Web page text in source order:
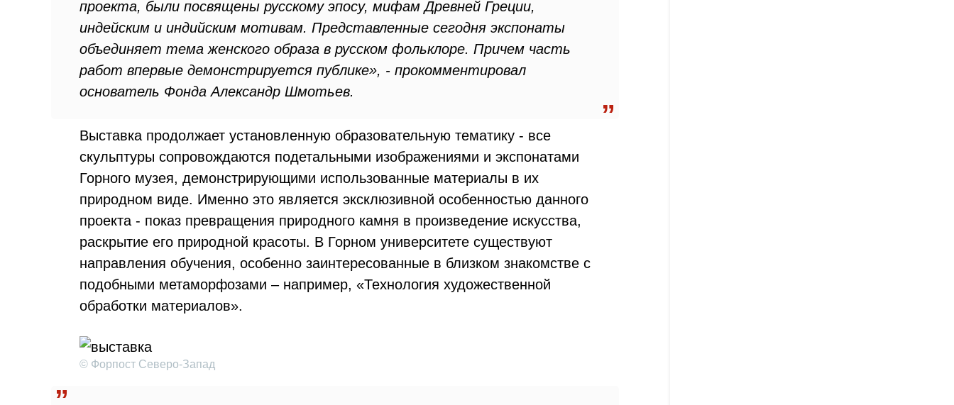
проекта, были посвящены русскому эпосу, мифам Древней Греции,
индейским и индийским мотивам. Представленные сегодня экспонаты
объединяет тема женского образа в русском фольклоре. Причем часть
работ впервые демонстрируется публике», - прокомментировал
основатель Фонда Александр Шмотьев.
Выставка продолжает установленную образовательную тематику - все
скульптуры сопровождаются подетальными изображениями и экспонатами
Горного музея, демонстрирующими использованные материалы в их
природном виде. Именно это является эксклюзивной особенностью данного
проекта - показ превращения природного камня в произведение искусства,
раскрытие его природной красоты. В Горном университете существуют
направления обучения, особенно заинтересованные в близком знакомстве с
подобными метаморфозами – например, «Технология художественной
обработки материалов».
© Форпост Северо-Запад